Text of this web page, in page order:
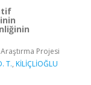
Projesi
T., KİLİÇLİOĞLU